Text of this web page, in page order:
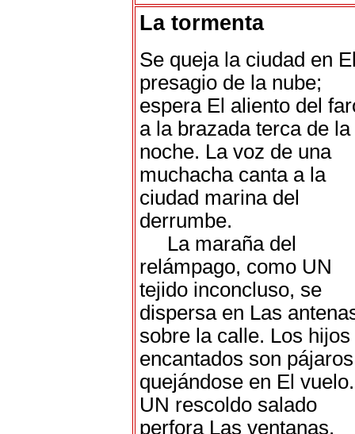
La tormenta
Se queja la ciudad en
presagio de la nube;
espera El aliento del
a la brazada terca de la
noche. La voz de una
muchacha canta a la
ciudad marina del
derrumbe.
La maraña del
relámpago, como UN
tejido inconcluso, se
dispersa en Las
sobre la calle. Los hijos
encantados son pájaros
quejándose en El vuelo.
UN rescoldo salado
perfora Las ventanas.